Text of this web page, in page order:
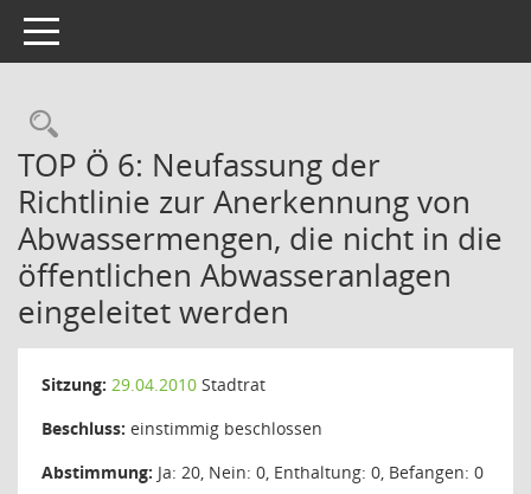
Toggle navigation
Rechercheauswahl
TOP Ö 6: Neufassung der
Richtlinie zur Anerkennung von
Abwassermengen, die nicht in die
öffentlichen Abwasseranlagen
eingeleitet werden
Sitzung: 29.04.2010 Stadtrat
Beschluss: einstimmig beschlossen
Abstimmung: Ja: 20, Nein: 0, Enthaltung: 0, Befangen: 0